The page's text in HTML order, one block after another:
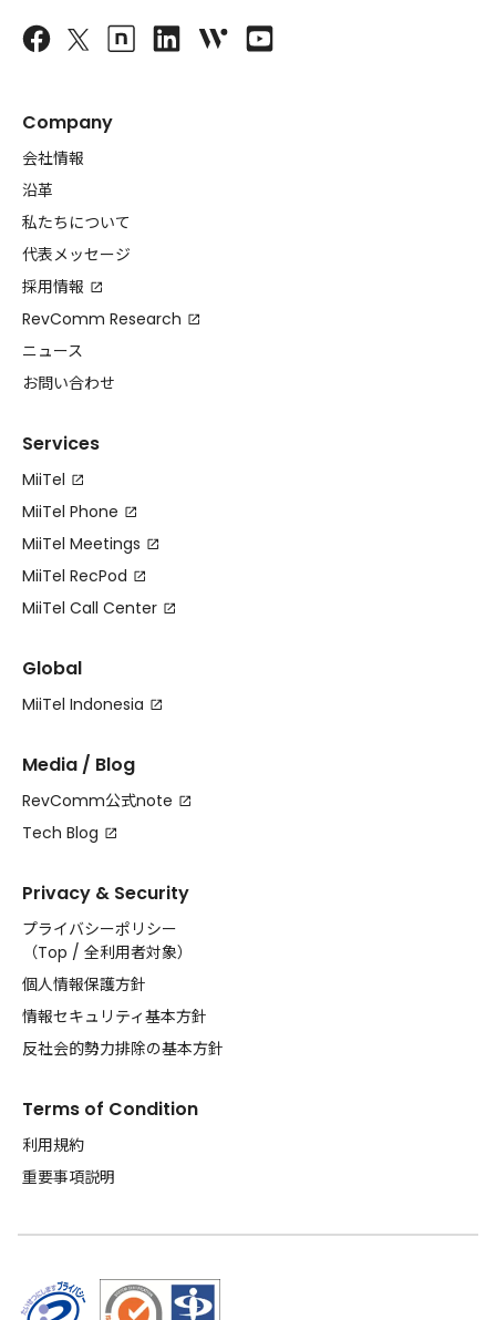
Company
会社情報
沿革
私たちについて
代表メッセージ
採用情報
RevComm Research
ニュース
お問い合わせ
Services
MiiTel
MiiTel Phone
MiiTel Meetings
MiiTel RecPod
MiiTel Call Center
Global
MiiTel Indonesia
Media / Blog
RevComm公式note
Tech Blog
Privacy & Security
プライバシーポリシー
（Top / 全利用者対象）
個人情報保護方針
情報セキュリティ基本方針
反社会的勢力排除の基本方針
Terms of Condition
利用規約
重要事項説明